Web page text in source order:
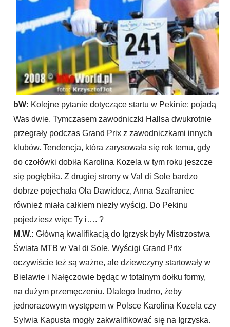
bW: Kolejne pytanie dotyczące startu w Pekinie: pojadą
Was dwie. Tymczasem zawodniczki Hallsa dwukrotnie
przegrały podczas Grand Prix z zawodniczkami innych
klubów. Tendencja, która zarysowała się rok temu, gdy
do czołówki dobiła Karolina Kozela w tym roku jeszcze
się pogłębiła. Z drugiej strony w Val di Sole bardzo
dobrze pojechała Ola Dawidocz, Anna Szafraniec
również miała całkiem niezły wyścig. Do Pekinu
pojedziesz więc Ty i…. ?
M.W.: Główną kwalifikacją do Igrzysk były Mistrzostwa
Świata MTB w Val di Sole. Wyścigi Grand Prix
oczywiście też są ważne, ale dziewczyny startowały w
Bielawie i Nałęczowie będąc w totalnym dołku formy,
na dużym przemęczeniu. Dlatego trudno, żeby
jednorazowym występem w Polsce Karolina Kozela czy
Sylwia Kapusta mogły zakwalifikować się na Igrzyska.